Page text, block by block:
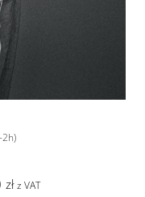
2h)
zł z VAT